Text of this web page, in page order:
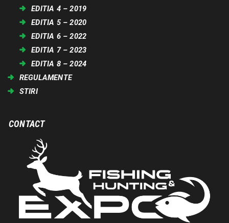
EDITIA 4 – 2019
EDITIA 5 – 2020
EDITIA 6 – 2022
EDITIA 7 – 2023
EDITIA 8 – 2024
REGULAMENTE
STIRI
CONTACT